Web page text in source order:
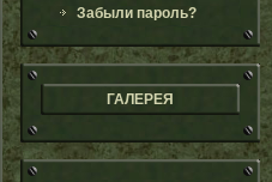
Забыли пароль?
ГАЛЕРЕЯ